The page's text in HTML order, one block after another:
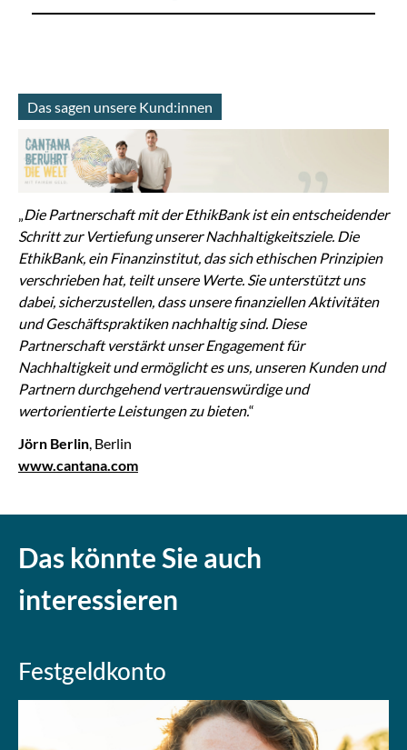
Das sagen unsere Kund:innen
„Die Partnerschaft mit der EthikBank ist ein entscheidender
Schritt zur Vertiefung unserer Nachhaltigkeitsziele. Die
EthikBank, ein Finanzinstitut, das sich ethischen Prinzipien
verschrieben hat, teilt unsere Werte. Sie unterstützt uns
dabei, sicherzustellen, dass unsere finanziellen Aktivitäten
und Geschäftspraktiken nachhaltig sind. Diese
Partnerschaft verstärkt unser Engagement für
Nachhaltigkeit und ermöglicht es uns, unseren Kunden und
Partnern durchgehend vertrauenswürdige und
wertorientierte Leistungen zu bieten.“
Jörn Berlin, Berlin
www.cantana.com
Das könnte Sie auch
interessieren
Festgeldkonto